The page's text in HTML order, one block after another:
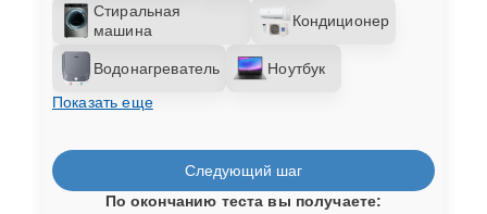
Стиральная
машина
Кондиционер
Водонагреватель
Ноутбук
Показать еще
Следующий шаг
По окончанию теста вы получаете: